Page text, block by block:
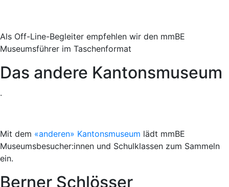
Als Off-Line-Begleiter empfehlen wir den mmBE
Museumsführer im Taschenformat
Das andere Kantonsmuseum
.
Mit dem «anderen» Kantonsmuseum lädt mmBE
Museumsbesucher:innen und Schulklassen zum Sammeln
ein.
Berner Schlösser